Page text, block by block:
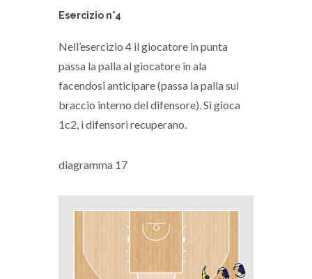
Esercizio n°4
Nell’esercizio 4 il giocatore in punta
passa la palla al giocatore in ala
facendosi anticipare (passa la palla sul
braccio interno del difensore). Si gioca
1c2, i difensori recuperano.
diagramma 17